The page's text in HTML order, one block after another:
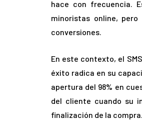
hace con frecuencia.
minoristas online,
conversiones.
En este contexto, el
éxito radica en su
apertura del 98% en
del cliente cuando su
finalización de la compra.